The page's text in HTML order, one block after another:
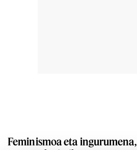
Feminismoa eta ingurumena,